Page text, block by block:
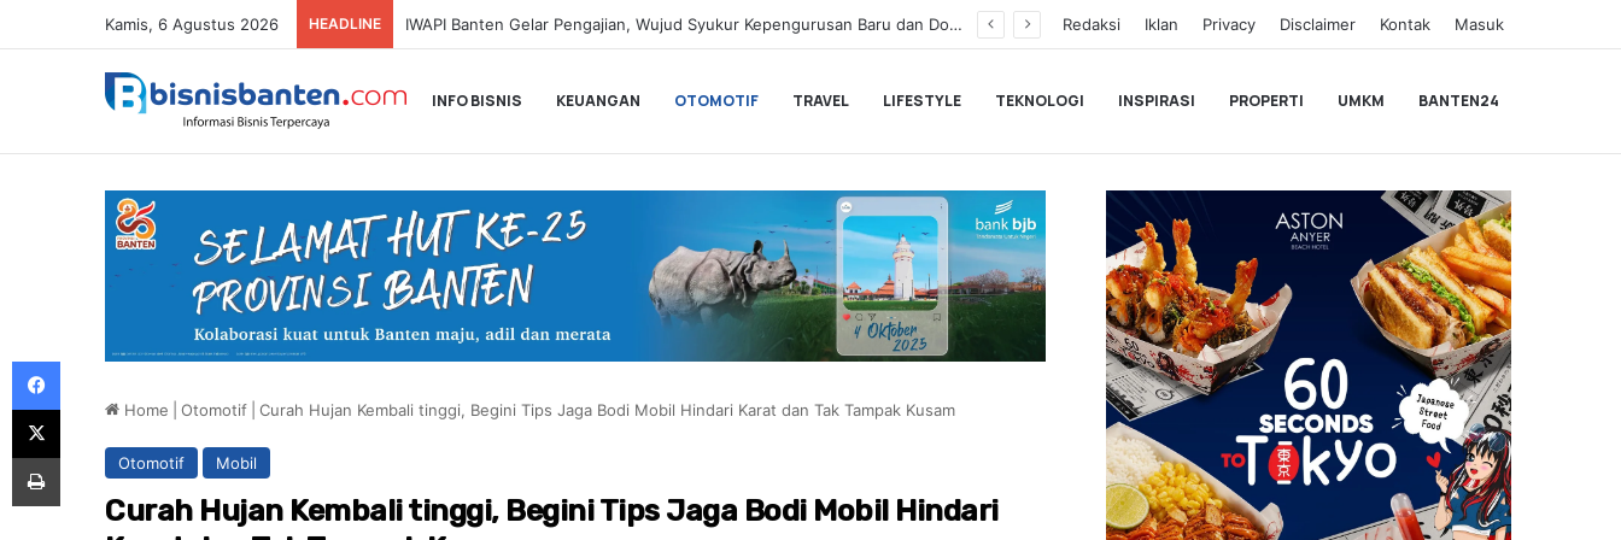
Kamis, 6 Agustus 2026 HEADLINE SMARTFREN Luncurkan Unlimited 5G Tanpa Batas di Semarang Redaksi Iklan Privacy Disclaimer Kontak Masuk
INFO BISNIS KEUANGAN OTOMOTIF TRAVEL LIFESTYLE TEKNOLOGI INSPIRASI PROPERTI UMKM BANTEN24
Home Otomotif Curah Hujan Kembali tinggi, Begini Tips Jaga Bodi Mobil Hindari Karat dan Tak Tampak Kusam
Otomotif Mobil
Curah Hujan Kembali tinggi, Begini Tips Jaga Bodi Mobil Hindari
Facebook